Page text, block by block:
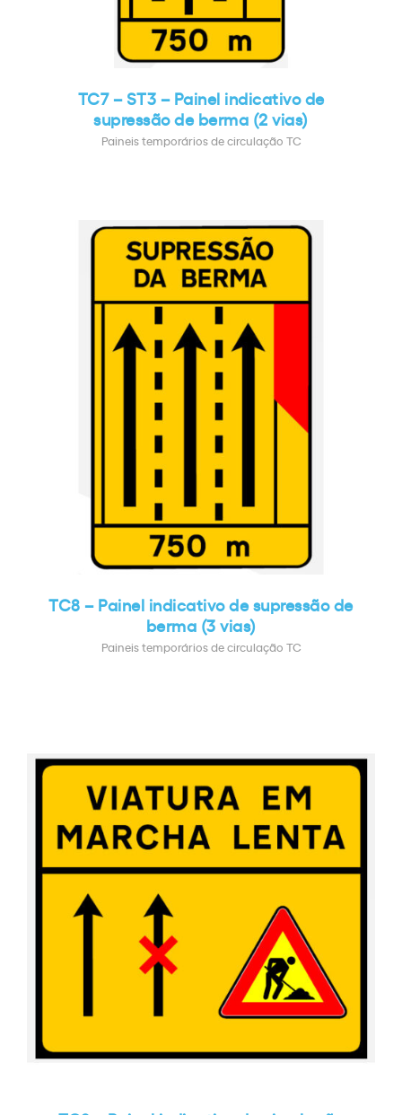
TC7 – ST3 – Painel indicativo de
supressão de berma (2 vias)
Paineis temporários de circulação TC
TC8 – Painel indicativo de supressão de
berma (3 vias)
Paineis temporários de circulação TC